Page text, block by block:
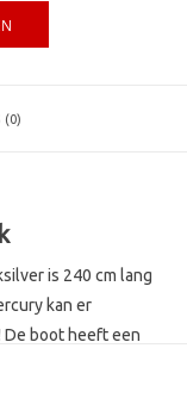
(0)
is 240 cm lang
kan er
boot heeft een